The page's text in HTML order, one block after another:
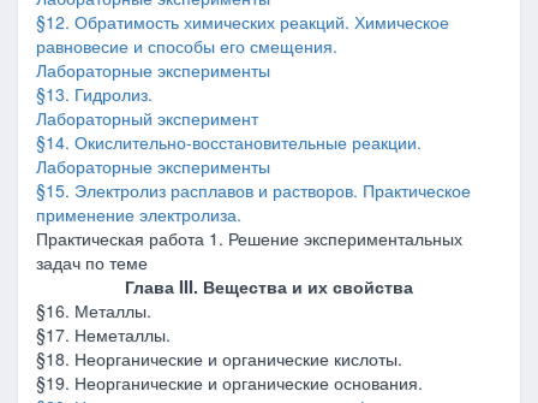
§12. Обратимость химических реакций. Химическое
равновесие и способы его смещения.
Лабораторные эксперименты
§13. Гидролиз.
Лабораторный эксперимент
§14. Окислительно-восстановительные реакции.
Лабораторные эксперименты
§15. Электролиз расплавов и растворов. Практическое
применение электролиза.
Практическая работа 1. Решение экспериментальных
задач по теме
Глава III. Вещества и их свойства
§16. Металлы.
§17. Неметаллы.
§18. Неорганические и органические кислоты.
§19. Неорганические и органические основания.